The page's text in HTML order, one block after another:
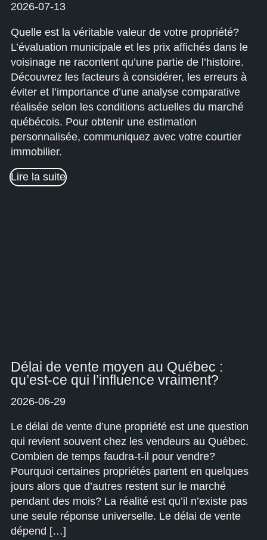
2026-07-13
Quelle est la véritable valeur de votre propriété?
L’évaluation municipale et les prix affichés dans le
voisinage ne racontent qu’une partie de l’histoire.
Découvrez les facteurs à considérer, les erreurs à
éviter et l’importance d’une analyse comparative
réalisée selon les conditions actuelles du marché
québécois. Pour obtenir une estimation
personnalisée, communiquez avec votre courtier
immobilier.
Lire la suite
Délai de vente moyen au Québec :
qu’est-ce qui l’influence vraiment?
2026-06-29
Le délai de vente d’une propriété est une question
qui revient souvent chez les vendeurs au Québec.
Combien de temps faudra-t-il pour vendre?
Pourquoi certaines propriétés partent en quelques
jours alors que d’autres restent sur le marché
pendant des mois? La réalité est qu’il n’existe pas
une seule réponse universelle. Le délai de vente
dépend […]